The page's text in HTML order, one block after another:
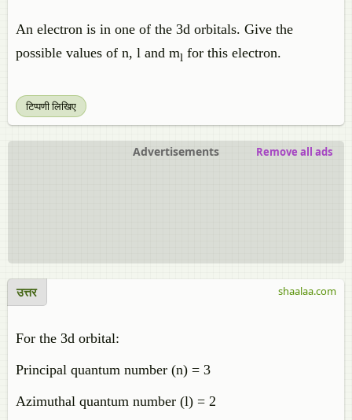
An electron is in one of the 3d orbitals. Give the
possible values of n, l and ml for this electron.
टिप्पणी लिखिए
Advertisements Remove all ads
उत्तर
For the 3d orbital:
Principal quantum number (n) = 3
Azimuthal quantum number (l) = 2
shaalaa.com